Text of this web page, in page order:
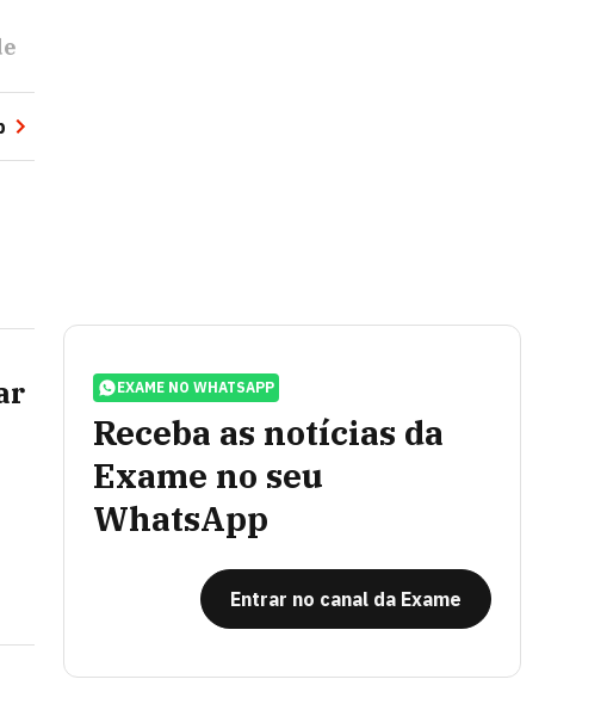
EXAME NO WHATSAPP
Receba as notícias da
Exame no seu
WhatsApp
Entrar no canal da Exame